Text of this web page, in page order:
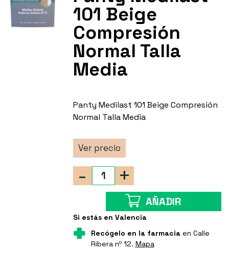
101 Beige
Compresión
Normal Talla
Media
Panty Medilast 101 Beige Compresión
Normal Talla Media
Ver precio
+
-
AÑADIR
Si estás en Valencia
Recógelo en la farmaciaen Calle
Ribera nº 12. Mapa